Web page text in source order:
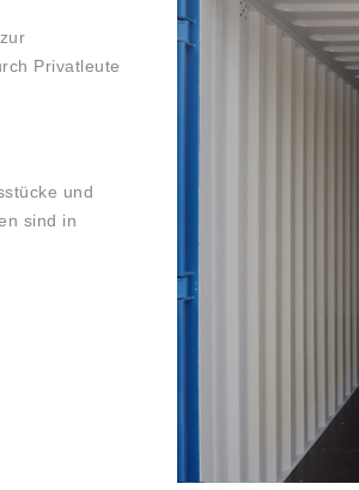
Privatleute
und
sind in